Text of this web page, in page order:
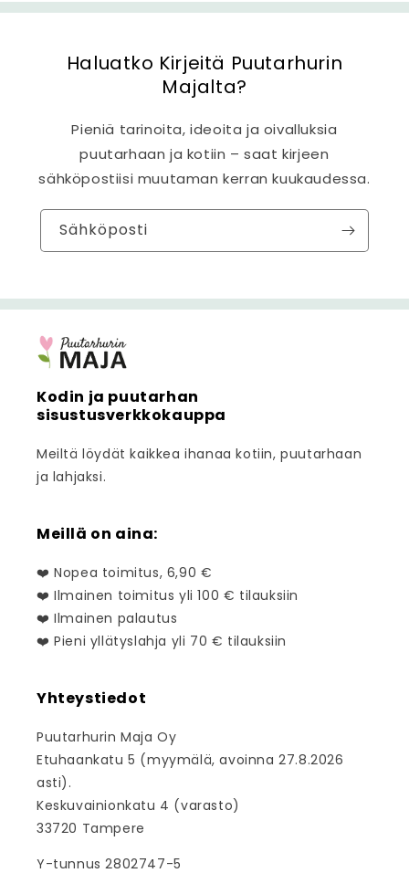
Haluatko Kirjeitä Puutarhurin
Majalta?
Pieniä tarinoita, ideoita ja oivalluksia
puutarhaan ja kotiin – saat kirjeen
sähköpostiisi muutaman kerran kuukaudessa.
Sähköposti
Kodin ja puutarhan
sisustusverkkokauppa
Meiltä löydät kaikkea ihanaa kotiin, puutarhaan
ja lahjaksi.
Meillä on aina:
❤️ Nopea toimitus, 6,90 €
❤️ Ilmainen toimitus yli 100 € tilauksiin
❤️ Ilmainen palautus
❤️ Pieni yllätyslahja yli 70 € tilauksiin
Yhteystiedot
Puutarhurin Maja Oy
Etuhaankatu 5 (myymälä, avoinna 27.8.2026
asti).
Keskuvainionkatu 4 (varasto)
33720 Tampere
Y-tunnus 2802747-5